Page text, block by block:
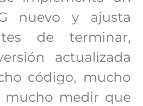
nuevo y ajusta
de terminar,
actualizada
código, mucho
mucho medir que